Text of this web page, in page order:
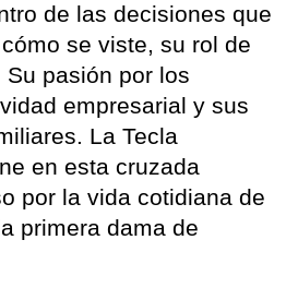
de las decisiones que
se viste, su rol de
pasión por los
empresarial y sus
La Tecla
en esta cruzada
por la vida cotidiana de
primera dama de